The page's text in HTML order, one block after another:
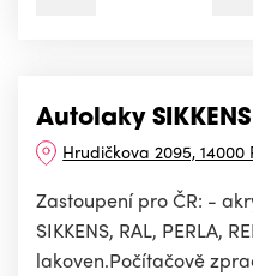
Autolaky
Hrudičkova 2095, 14000
Zastoupení pro ČR: -
SIKKENS, RAL, PERLA,
lakoven.Počítačově